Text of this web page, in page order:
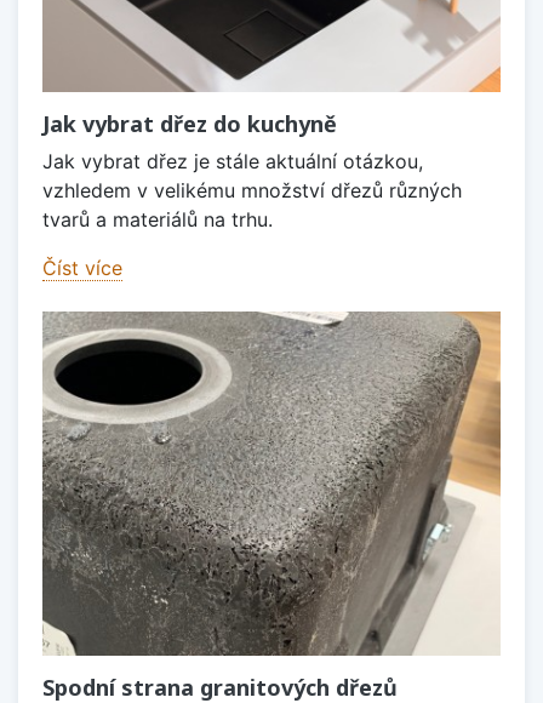
Jak vybrat dřez do kuchyně
Jak vybrat dřez je stále aktuální otázkou,
vzhledem v velikému množství dřezů různých
tvarů a materiálů na trhu.
Číst více
Spodní strana granitových dřezů